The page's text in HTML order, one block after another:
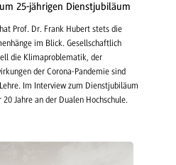
25-jährigen Dienstjubiläum
Prof. Dr. Frank Hubert stets die
im Blick. Gesellschaftlich
die Klimaproblematik, der
der Corona-Pandemie sind
Im Interview zum Dienstjubiläum
Jahre an der Dualen Hochschule.